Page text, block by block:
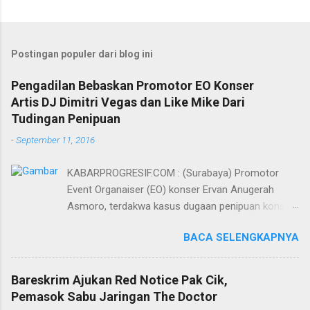
Postingan populer dari blog ini
Pengadilan Bebaskan Promotor EO Konser
Artis DJ Dimitri Vegas dan Like Mike Dari
Tudingan Penipuan
-September 11, 2016
KABARPROGRESIF.COM : (Surabaya) Promotor
Event Organaiser (EO) konser Ervan Anugerah
Asmoro, terdakwa kasus dugaan penipuan konser
dari tuntutan 1,5 tahun penjara yang diajukan Jaksa
Penuntut Umum (JPU) Darwis dari Kejari Surabaya.
Oleh majelis hakim yang diketuai Sigit Sutanto SH
MH, kasus penipuan yang menjerat Ervan tersebut
dinyatakan bukan perkara pidana. Dalam
BACA SELENGKAPNYA
Bareskrim Ajukan Red Notice Pak Cik,
Pemasok Sabu Jaringan The Doctor